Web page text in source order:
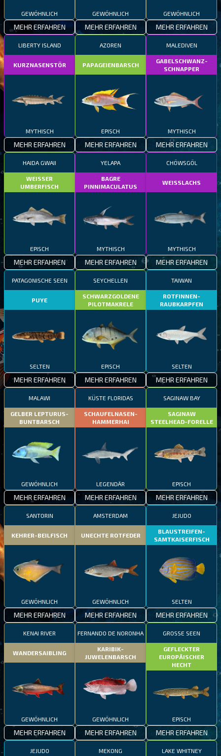
GEWÖHNLICH
MEHR ERFAHREN
GEWÖHNLICH
MEHR ERFAHREN
GEWÖHNLICH
MEHR ERFAHREN
LIBERTY ISLAND
KURZNASENSTÖR
MYTHISCH
MEHR ERFAHREN
AZOREN
PAPAGEIENBARSCH
EPISCH
MEHR ERFAHREN
MALEDIVEN
GABELSCHWANZ-
SCHNAPPER
MYTHISCH
MEHR ERFAHREN
HAIDA GWAII
WEISSER
UMBERFISCH
EPISCH
MEHR ERFAHREN
YELAPA
BAGRE
PINNIMACULATUS
MYTHISCH
MEHR ERFAHREN
CHÖWSGÖL
WEISSLACHS
MYTHISCH
MEHR ERFAHREN
PATAGONISCHE SEEN
PUYE
SELTEN
MEHR ERFAHREN
SEYCHELLEN
SCHWARZGOLDENE
PILOTMAKRELE
EPISCH
MEHR ERFAHREN
TAIWAN
ROTFINNEN-
RAUBKARPFEN
SELTEN
MEHR ERFAHREN
MALAWI
GELBER LEPTURUS-
BUNTBARSCH
GEWÖHNLICH
MEHR ERFAHREN
KÜSTE FLORIDAS
SCHAUFELNASEN-
HAMMERHAI
LEGENDÄR
MEHR ERFAHREN
SAGINAW BAY
SAGINAW
STEELHEAD-FORELLE
EPISCH
MEHR ERFAHREN
SANTORIN
KEHRER-BEILFISCH
GEWÖHNLICH
MEHR ERFAHREN
AMSTERDAM
UNECHTE ROTFEDER
GEWÖHNLICH
MEHR ERFAHREN
JEJUDO
BLAUSTREIFEN-
SAMTKAISERFISCH
SELTEN
MEHR ERFAHREN
KENAI RIVER
WANDERSAIBLING
GEWÖHNLICH
MEHR ERFAHREN
FERNANDO DE NORONHA
KARIBIK-
JUWELENBARSCH
GEWÖHNLICH
MEHR ERFAHREN
GROSSE SEEN
GEFLECKTER
EUROPÄISCHER
HECHT
EPISCH
MEHR ERFAHREN
JEJUDO MEKONG LAKE WHITNEY